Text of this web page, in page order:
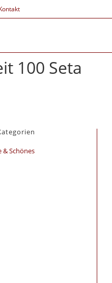
100 Seta
& Schönes